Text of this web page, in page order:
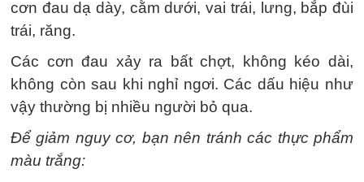
cơn đau dạ dày, cằm dưới, vai trái, lưng, bắp đùi
trái, răng.
Các cơn đau xảy ra bất chợt, không kéo dài,
không còn sau khi nghỉ ngơi. Các dấu hiệu như
vậy thường bị nhiều người bỏ qua.
Để giảm nguy cơ, bạn nên tránh các thực phẩm
màu trắng: